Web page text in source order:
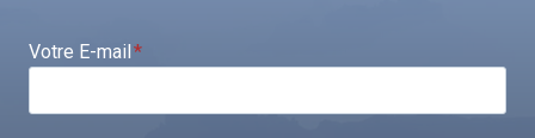
Votre E-mail*